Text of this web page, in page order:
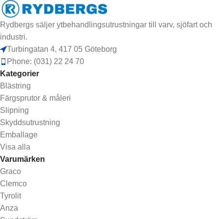
Rydbergs säljer ytbehandlingsutrustningar till varv, sjöfart och
industri.
Turbingatan 4, 417 05 Göteborg
Phone: (031) 22 24 70
Kategorier
Blästring
Färgsprutor & måleri
Slipning
Skyddsutrustning
Emballage
Visa alla
Varumärken
Graco
Clemco
Tyrolit
Anza